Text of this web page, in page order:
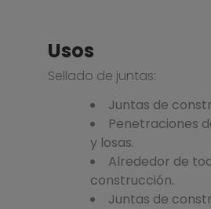
Usos
Sellado de juntas:
Juntas de
Penetraciones
y losas.
Alrededor de
construcción.
Juntas de